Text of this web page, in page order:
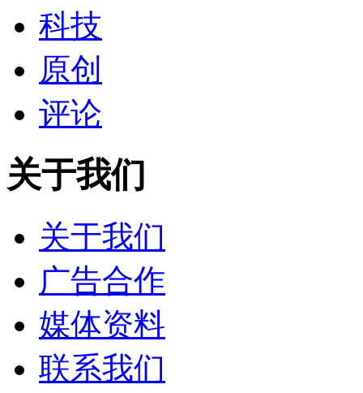
科技
原创
评论
关于我们
关于我们
广告合作
媒体资料
联系我们